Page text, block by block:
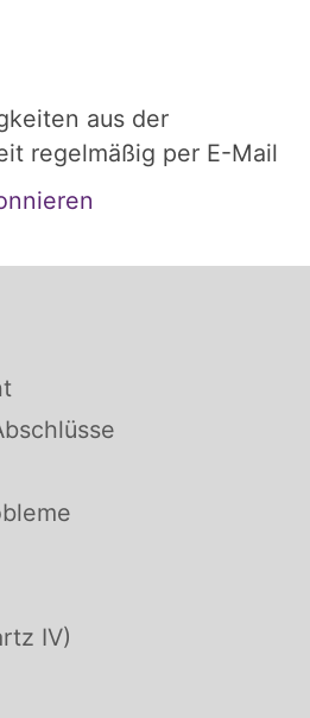
aus der
regelmäßig per E-Mail
IV)